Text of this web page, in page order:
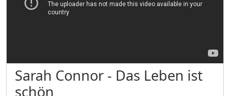
Sarah Connor - Das Leben ist
schön